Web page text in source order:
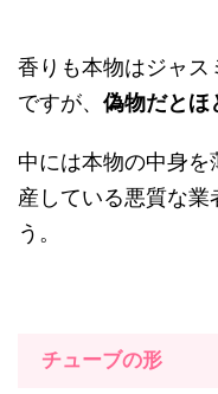
香りも本物はジャ
ですが、 偽物だとほ
中には本物の中身
産している悪質な業
う。
チューブの形